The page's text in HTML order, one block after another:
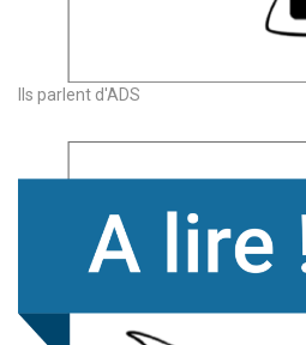
Ils parlent d'ADS